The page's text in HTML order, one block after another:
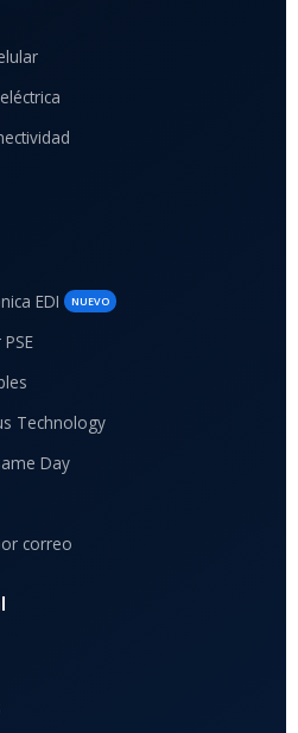
EDI NUEVO
Technology
Day
correo